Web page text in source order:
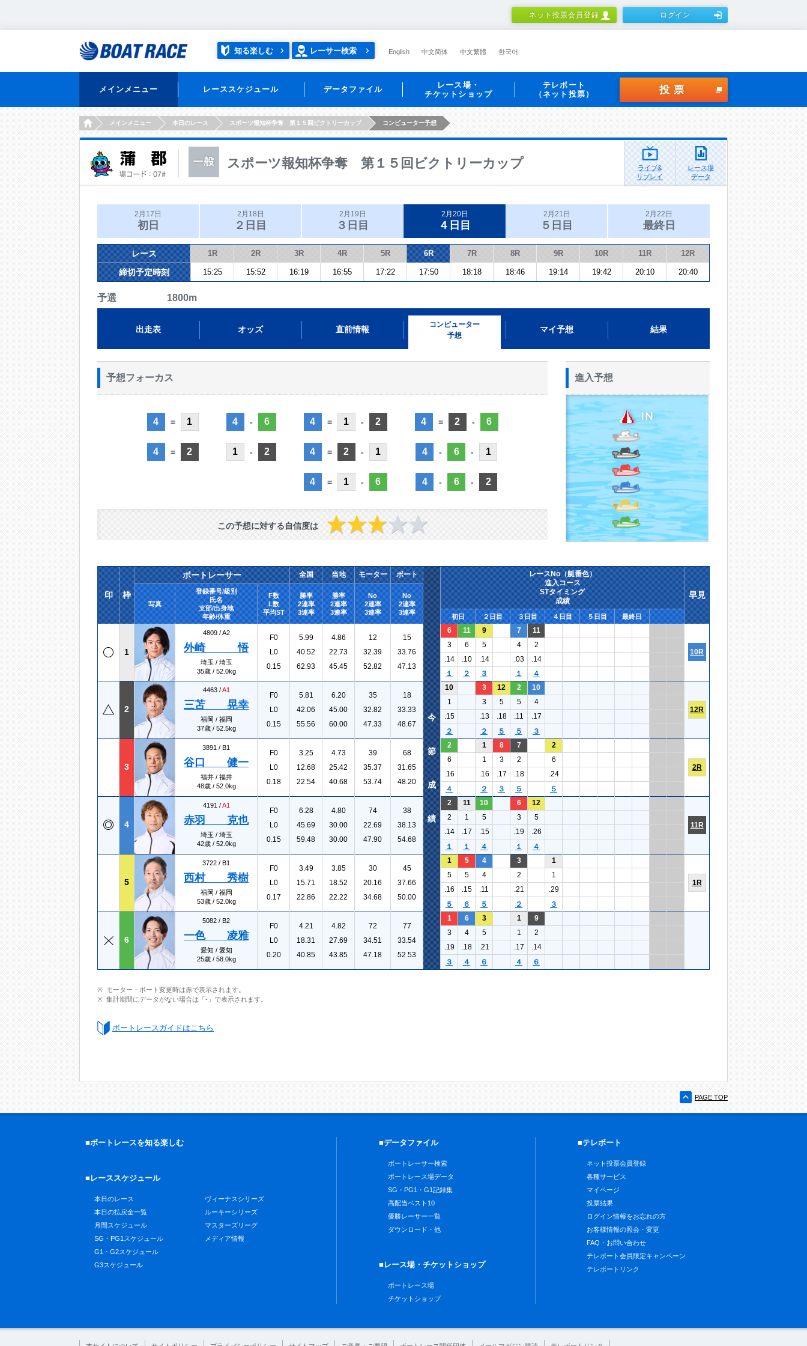
ネット投票会員登録 ログイン
知る楽しむ レーサー検索 English 中文简体 中文繁體 한국어
メインメニュー レーススケジュール データファイル
レース場・
チケットショップ
テレボート
（ネット投票）
投票
HOMEメインメニュー 本日のレース スポーツ報知杯争奪 第１５回ビクトリーカップ コンピューター予想
スポーツ報知杯争奪 第１５回ビクトリーカップ
ライブ&
リプレイ
レース場
データ
2月17日
初日
2月18日
２日目
2月19日
３日目
2月20日
４日目
2月21日
５日目
2月22日
最終日
レース 1R 2R 3R 4R 5R 6R 7R 8R 9R 10R 11R 12R
締切予定時刻 15:25 15:52 16:19 16:55 17:22 17:50 18:18 18:46 19:14 19:42 20:10 20:40
予選 1800m
出走表 オッズ 直前情報
コンピューター
予想
マイ予想 結果
予想フォーカス
4 = 1
4 = 2
4 - 6
1 - 2
4 = 1 - 2
4 = 2 - 1
4 = 1 - 6
4 = 2 - 6
4 - 6 - 1
4 - 6 - 2
この予想に対する自信度は
進入予想
印 枠
ボートレーサー 全国 当地 モーター ボート
レースNo（艇番色）
進入コース
STタイミング
成績
早見
写真
登録番号/級別
氏名
支部/出身地
年齢/体重
F数
L数
平均ST
勝率
2連率
3連率
勝率
2連率
3連率
No
2連率
3連率
No
2連率
3連率
初日 ２日目 ３日目 ４日目 ５日目 最終日
1
4809 /A2
外崎 悟
埼玉 / 埼玉
35歳 / 52.0kg
F0
L0
0.15
5.99
40.52
62.93
4.86
22.73
45.45
12
32.39
52.82
15
33.76
47.13
6 11 9 7 11
10R
3 6 5 4
2
.14
.10 .14 .03
.14
１
２ ３ １ ４
2
4463 /A1
三苫 晃幸
福岡 / 福岡
37歳 / 52.5kg
F0
L0
0.15
5.81
42.06
55.56
6.20
45.00
60.00
35
32.82
47.33
18
33.33
48.67
10 3 12 2 10
12R
1 3 5 5
4
.15
.13 .18 .11
.17
２
２ ５ ５ ３
3
3891 / B1
谷口 健一
福井 / 福井
48歳 / 52.0kg
F0
L0
0.18
3.25
12.68
22.54
4.73
25.42
40.68
39
35.37
53.74
68
31.65
48.20
2 1 8 7 2
2R
6 1 3 2
6
.16
.16 .17 .18
.24
４
２ ３ ５ ５
4
4191 /A1
赤羽 克也
埼玉 / 埼玉
42歳 / 52.0kg
F0
L0
0.15
6.28
45.69
59.48
4.80
30.00
30.00
74
22.69
47.90
38
38.13
54.68
2 11 10 6 12
11R
2 1 5 3
5
.14
.17 .15 .19
.26
１
１ ４ １ ４
5
3722 / B1
西村 秀樹
福岡 / 福岡
53歳 / 52.0kg
F0
L0
0.17
3.49
15.71
22.86
3.85
18.52
22.22
30
20.16
34.68
45
37.66
50.00
1 5 4 3 1
1R
5 5 4 2
1
.16
.15 .11 .21
.29
５
６ ５ ２ ３
6
5082 / B2
一色 凌雅
愛知 / 愛知
25歳 / 58.0kg
F0
L0
0.20
4.21
18.31
40.85
4.82
27.69
43.85
72
34.51
47.18
77
33.54
52.53
1 6 3 1
9
3
4 5 1
2
.19
.18 .21 .17
.14
３
４ ６ ４ ６
今
節
成
績
モーター・ボート変更時は赤で表示されます。
集計期間にデータがない場合は「-」で表示されます。
ボートレースガイドはこちら
PAGE TOP
■ボートレースを知る楽しむ
■レーススケジュール
本日のレース
本日の払戻金一覧
月間スケジュール
SG・PG1スケジュール
G1・G2スケジュール
G3スケジュール
ヴィーナスシリーズ
ルーキーシリーズ
マスターズリーグ
メディア情報
■データファイル
ボートレーサー検索
ボートレース場データ
SG・PG1・G1記録集
高配当ベスト10
優勝レーサー一覧
ダウンロード・他
■レース場・チケットショップ
ボートレース場
チケットショップ
■テレボート
ネット投票会員登録
各種サービス
マイページ
投票結果
ログイン情報をお忘れの方
お客様情報の照会・変更
FAQ・お問い合わせ
テレボート会員限定キャンペーン
テレボートリンク